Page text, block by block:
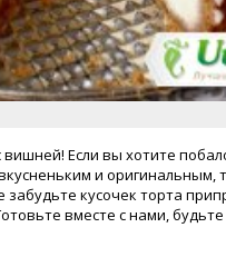
Если вы хотите
и оригинальным,
забудьте кусочек торта
вместе с нами,